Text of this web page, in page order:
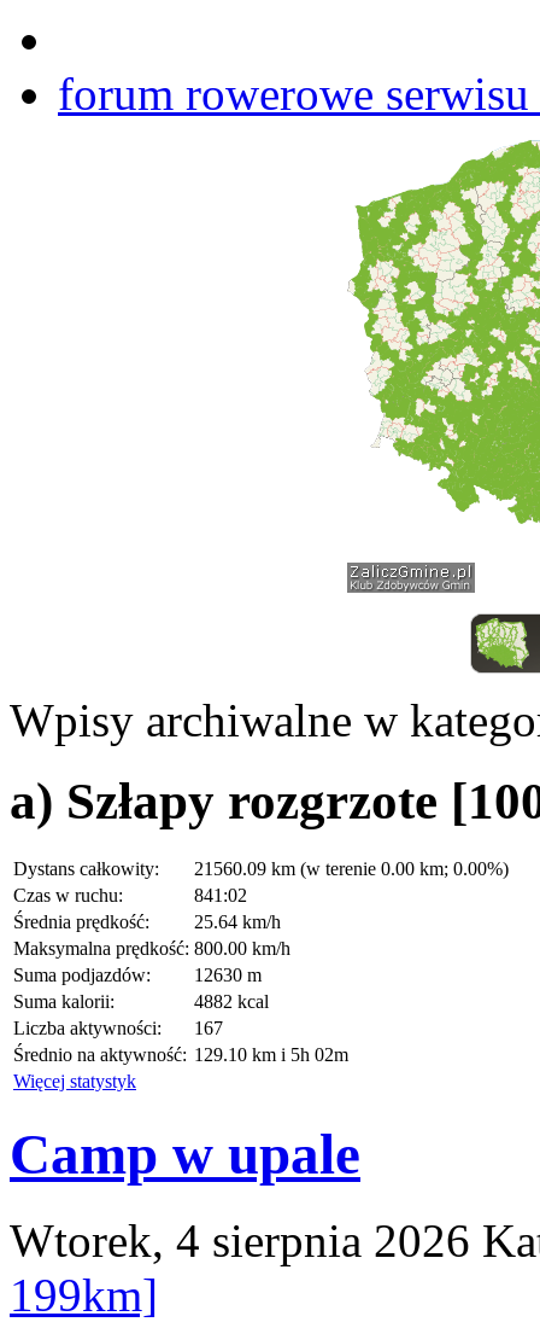
forum rowerowe
Wpisy archiwalne w
a) Szłapy rozgrzote
Dystans całkowity:
21560.09 km (w terenie 0.00 km; 0.00%)
Czas w ruchu:
841:02
Średnia prędkość:
25.64 km/h
Maksymalna prędkość: 800.00 km/h
Suma podjazdów:
12630 m
Suma kalorii:
4882 kcal
Liczba aktywności:
167
Średnio na aktywność: 129.10 km i 5h 02m
Więcej statystyk
Camp w upale
Wtorek, 4 sierpnia 2026
199km]